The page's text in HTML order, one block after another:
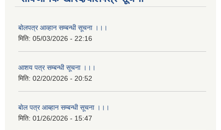
बोलपत्र आव्हान सम्बन्धी सूचना ।।।
मिति: 05/03/2026 - 22:16
आशय पत्र सम्बन्धी सूचना ।।।
मिति: 02/20/2026 - 20:52
बाेल पत्र आब्हान सम्बन्धी सूचना ।।।
मिति: 01/26/2026 - 15:47